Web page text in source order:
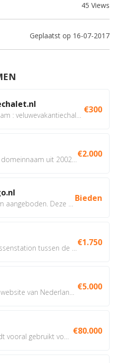
45 Views
Geplaatst op 16-07-2017
€300
€2.000
Bieden
€1.750
€5.000
€80.000